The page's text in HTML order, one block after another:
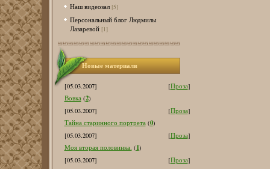
Наш видеозал [5]
Персональный блог Людмилы
Лазаревой [1]
Новые материалв
[05.03.2007] [Проза]
Вовка (2)
[05.03.2007]
[Проза]
Тайна старинного портрета (0)
[05.03.2007]
[Проза]
Моя вторая половинка. (1)
[05.03.2007]
[Проза]